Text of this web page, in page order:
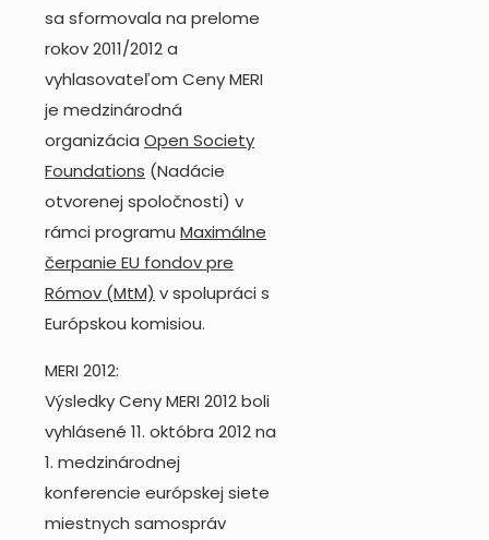
sa sformovala na prelome
rokov 2011/2012 a
vyhlasovateľom Ceny MERI
je medzinárodná
organizácia Open Society
Foundations (Nadácie
otvorenej spoločnosti) v
rámci programu Maximálne
čerpanie EU fondov pre
Rómov (MtM) v spolupráci s
Európskou komisiou.
MERI 2012:
Výsledky Ceny MERI 2012 boli
vyhlásené 11. októbra 2012 na
1. medzinárodnej
konferencie európskej siete
miestnych samospráv